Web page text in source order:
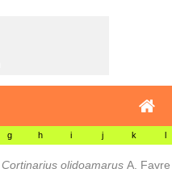
g h i j k l
Cortinarius olidoamarus A. Favre